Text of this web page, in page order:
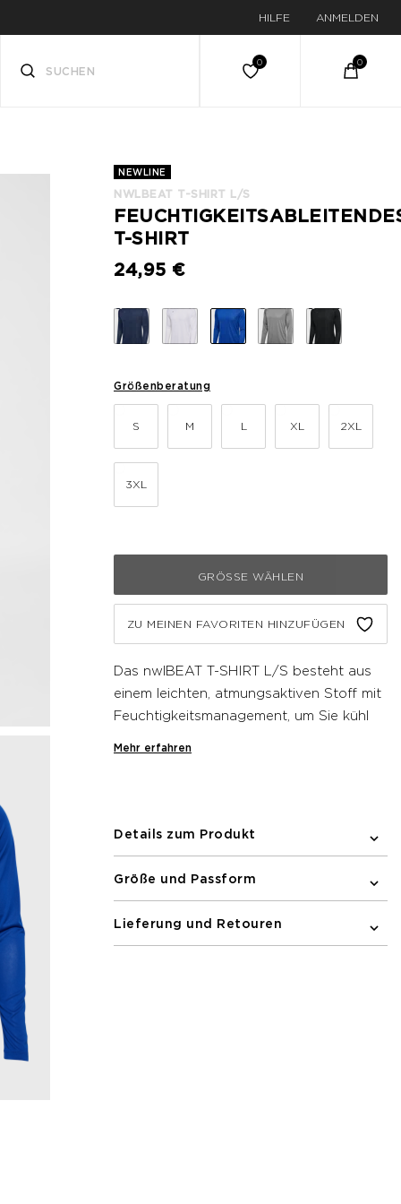
HILFE ANMELDEN
NEWLINE
NWLBEAT T-SHIRT L/S
T-SHIRT
24,95 €
Größenberatung
S M L XL 2XL
3XL
GRÖSSE WÄHLEN
ZU MEINEN FAVORITEN HINZUFÜGEN
Das nwlBEAT T-SHIRT L/S besteht aus
einem leichten, atmungsaktiven Stoff mit
Feuchtigkeitsmanagement, um Sie kühl
Mehr erfahren
Details zum Produkt
Größe und Passform
Lieferung und Retouren